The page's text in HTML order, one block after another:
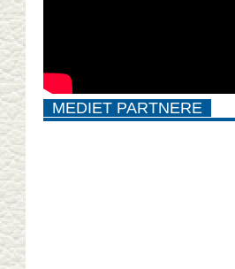
MEDIET PARTNERE